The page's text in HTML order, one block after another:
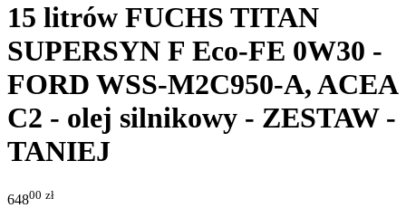
15 litrów FUCHS TITAN
SUPERSYN F Eco-FE 0W30 -
FORD WSS-M2C950-A, ACEA
C2 - olej silnikowy - ZESTAW -
TANIEJ
64800 zł